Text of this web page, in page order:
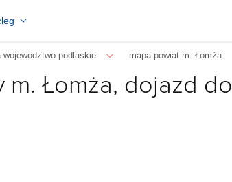
województwo podlaskie mapa powiat m. Łomża
Łomża, dojazd